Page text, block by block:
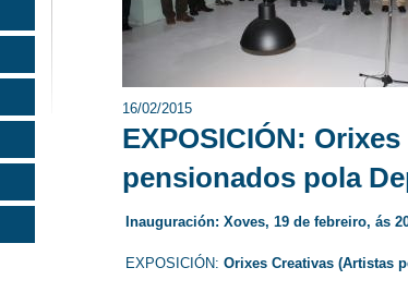
16/02/2015
EXPOSICIÓN:
pensionados pola
Inauguración: Xoves, 19 de febreiro, ás
EXPOSICIÓN: Orixes Creativas (Artistas